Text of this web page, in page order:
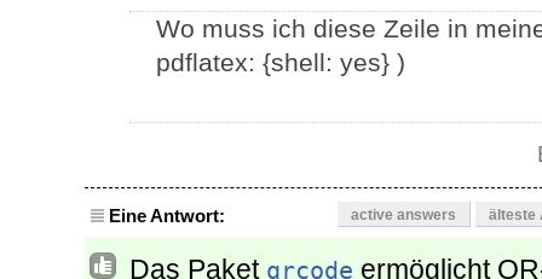
Wo muss ich diese Zeile in
pdflatex: {shell: yes} )
Eine Antwort: active answers älteste
Das Paket qrcode ermöglicht